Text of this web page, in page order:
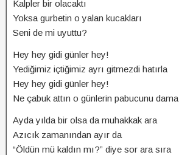
Kalpler bir olacaktı
Yoksa gurbetin o yalan kucakları
Seni de mi uyuttu?
Hey hey gidi günler hey!
Yediğimiz içtiğimiz ayrı gitmezdi hatırla
Hey hey gidi günler hey!
Ne çabuk attın o günlerin pabucunu dama
Ayda yılda bir olsa da muhakkak ara
Azıcık zamanından ayır da
“Öldün mü kaldın mı?” diye sor ara sıra